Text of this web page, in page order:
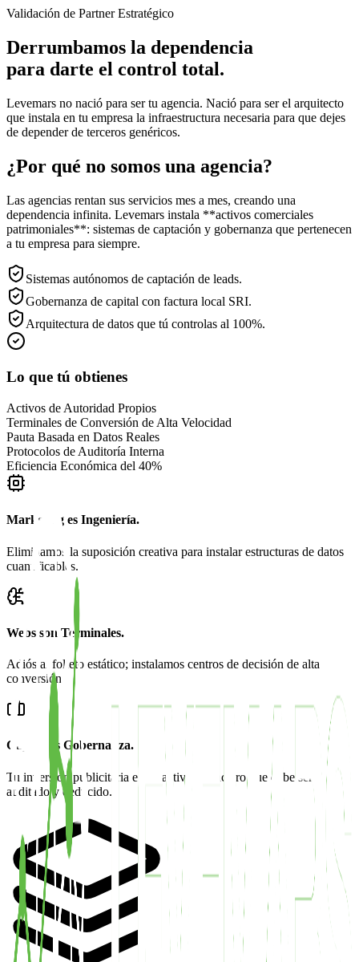
Validación de Partner Estratégico
Derrumbamos la dependencia
para darte el control total.
Levemars no nació para ser tu agencia. Nació para ser el arquitecto
que instala en tu empresa la infraestructura necesaria para que dejes
de depender de terceros genéricos.
¿Por qué no somos una agencia?
Las agencias rentan sus servicios mes a mes, creando una
dependencia infinita. Levemars instala **activos comerciales
patrimoniales**: sistemas de captación y gobernanza que pertenecen
a tu empresa para siempre.
Sistemas autónomos de captación de leads.
Gobernanza de capital con factura local SRI.
Arquitectura de datos que tú controlas al 100%.
Lo que tú obtienes
Activos de Autoridad Propios
Terminales de Conversión de Alta Velocidad
Pauta Basada en Datos Reales
Protocolos de Auditoría Interna
Eficiencia Económica del 40%
Marketing es Ingeniería.
Eliminamos la suposición creativa para instalar estructuras de datos
cuantificables.
Webs son Terminales.
Adiós al folleto estático; instalamos centros de decisión de alta
conversión.
Capital es Gobernanza.
Tu inversión publicitaria es un activo financiero que debe ser
auditado y deducido.